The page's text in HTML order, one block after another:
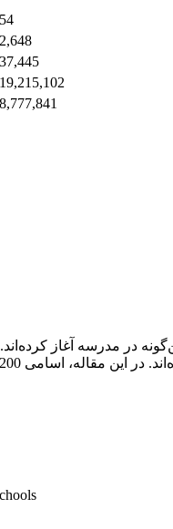
54
2,648
37,445
19,215,102
8,777,841
در مدرسه آغاز